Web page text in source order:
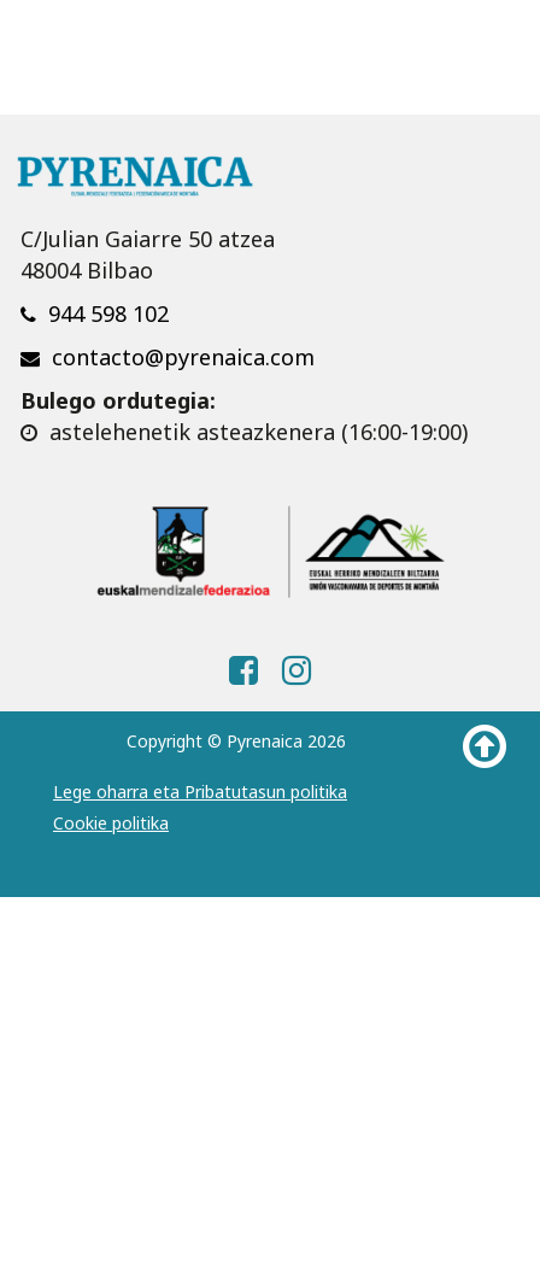
C/Julian Gaiarre 50 atzea
48004 Bilbao
944 598 102
contacto@pyrenaica.com
Bulego ordutegia:
astelehenetik asteazkenera (16:00-19:00)
Copyright © Pyrenaica 2026
Lege oharra eta Pribatutasun politika
Cookie politika